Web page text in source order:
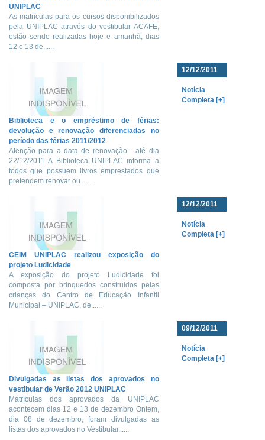
UNIPLAC
As matrículas para os cursos disponibilizados
pela UNIPLAC através do vestibular ACAFE,
estão sendo realizadas hoje e amanhã, dias
12 e 13 de......
Biblioteca e o empréstimo de férias:
devolução e renovação diferenciadas no
período das férias 2011/2012
Atenção para a data de renovação - até dia
22/12/2011 A Biblioteca UNIPLAC informa a
todos que possuem livros emprestados que
pretendem renovar ou......
12/12/2011
Notícia
Completa [+]
CEIM UNIPLAC realizou exposição do
projeto Ludicidade
A exposição do projeto Ludicidade foi
composta por brinquedos construídos pelas
crianças do Centro de Educação Infantil
Municipal – UNIPLAC, de......
12/12/2011
Notícia
Completa [+]
Divulgadas as listas dos aprovados no
vestibular de Verão 2012 UNIPLAC
Matrículas dos aprovados da UNIPLAC
acontecem dias 12 e 13 de dezembro Ontem,
dia 08 de dezembro, foram divulgadas as
listas dos aprovados no Vestibular......
09/12/2011
Notícia
Completa [+]